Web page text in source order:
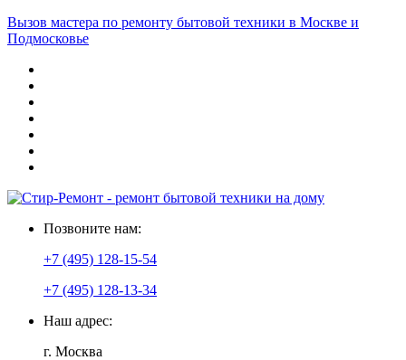
Вызов мастера по ремонту бытовой техники в Москве и
Подмосковье
Позвоните нам:
+7 (495) 128-15-54
+7 (495) 128-13-34
Наш адрес:
г. Москва